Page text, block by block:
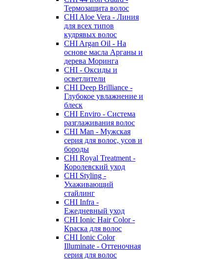
Термозащита волос
CHI Aloe Vera - Линия
для всех типов
кудрявых волос
CHI Argan Oil - На
основе масла Арганы и
дерева Моринга
CHI - Оксиды и
осветлители
CHI Deep Brilliance -
Глубокое увлажнение и
блеск
CHI Enviro - Система
разглаживания волос
CHI Man - Мужская
серия для волос, усов и
бороды
CHI Royal Treatment -
Королевский уход
CHI Styling -
Ухаживающий
стайлинг
CHI Infra -
Ежедневный уход
CHI Ionic Hair Color -
Краска для волос
CHI Ionic Color
Illuminate - Оттеночная
серия для волос